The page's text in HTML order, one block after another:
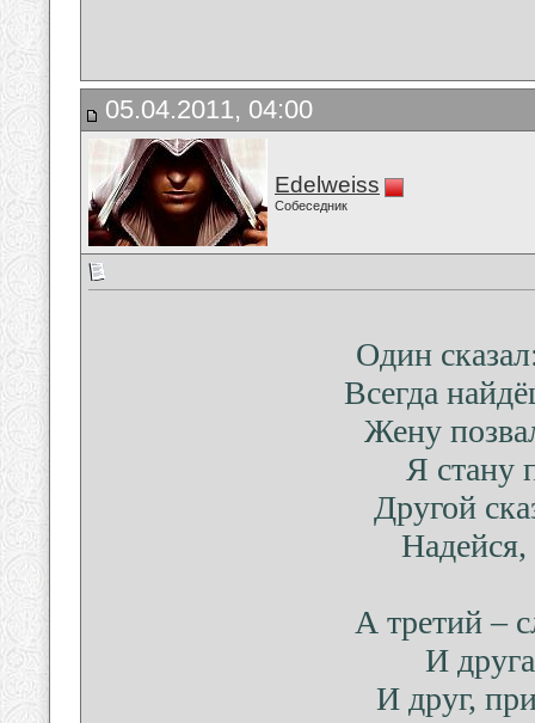
05.04.2011, 04:00
Edelweiss
Собеседник
Один
Всегда
Жену
Я стану
Другой
А третий –
И
И друг,